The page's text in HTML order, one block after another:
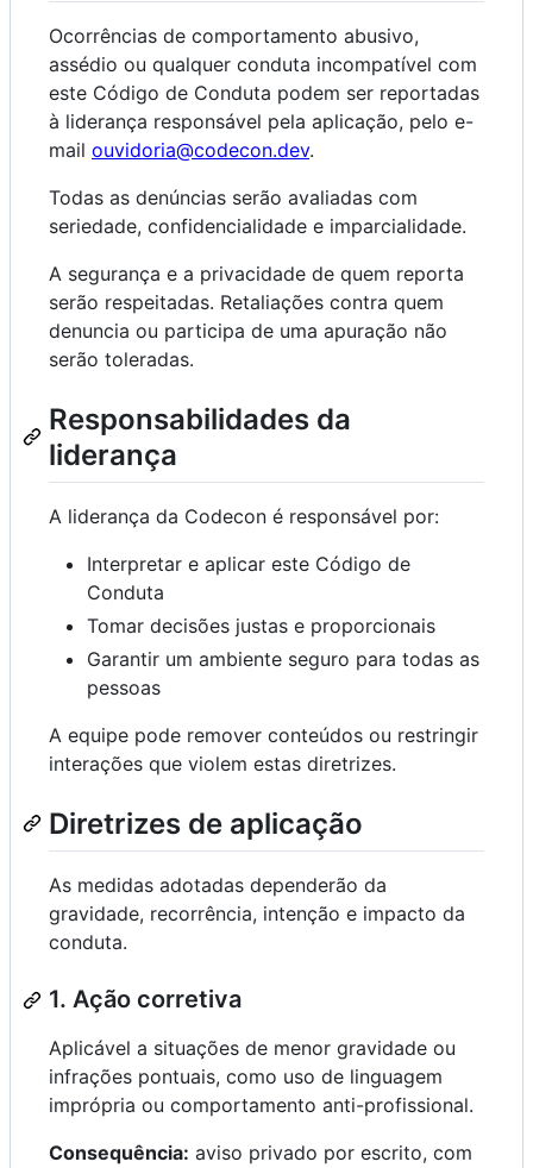
Ocorrências de comportamento abusivo,
assédio ou qualquer conduta incompatível com
este Código de Conduta podem ser reportadas
à liderança responsável pela aplicação, pelo e-
mail ouvidoria@codecon.dev.
Todas as denúncias serão avaliadas com
seriedade, confidencialidade e imparcialidade.
A segurança e a privacidade de quem reporta
serão respeitadas. Retaliações contra quem
denuncia ou participa de uma apuração não
serão toleradas.
Responsabilidades da
liderança
A liderança da Codecon é responsável por:
Interpretar e aplicar este Código de
Conduta
Tomar decisões justas e proporcionais
Garantir um ambiente seguro para todas as
pessoas
A equipe pode remover conteúdos ou restringir
interações que violem estas diretrizes.
Diretrizes de aplicação
As medidas adotadas dependerão da
gravidade, recorrência, intenção e impacto da
conduta.
1. Ação corretiva
Aplicável a situações de menor gravidade ou
infrações pontuais, como uso de linguagem
imprópria ou comportamento anti-profissional.
Consequência: aviso privado por escrito, com